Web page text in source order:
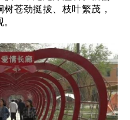
苍劲挺拔、枝叶繁茂，